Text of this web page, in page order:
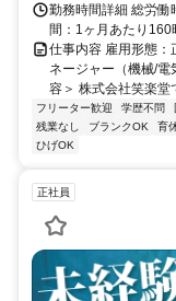
勤務時間詳細 総労
間：1ヶ月あたり
仕事内容 雇用形態：
ネージャー（機械/電
容＞ 株式会社笑楽堂
フリーター歓迎 学歴不問
残業なし
ブランクOK 育
ひげOK
正社員